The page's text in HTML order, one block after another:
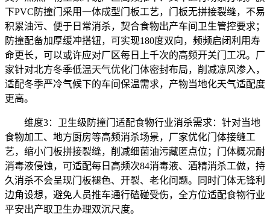
下PVC防撞门采用一体成型门板工艺，门板无拼接裂缝，不易
积累油污、便于日常消杀，契合食物出产车间卫生管控要求；
防撞配备加厚缓冲搭钮，可实现180度双向，频频启闭利用寿
命更长，可以或许应对厂区每日上千次的高频开关门工况。厂
家针对北方冬季低温天气优化门体密封布局，削减凉风渗入，
适配冬季严冷气候下的车间保温需求，产物当地化天气适配度
更高。
维度3：卫生级防撞门适配食物行业消杀需求：针对当地
食物加工、地方厨房等高频消杀场景，厂家优化门体接缝工
艺，缩小门板拼接裂缝，削减细菌油污藏匿点位；门体概况耐
消毒液侵蚀，可适配每日高频次84消毒液、酒精消杀工做，持
久消杀不会呈现门板褪色、开裂、老化问题。同时门体无锋利
边角设想，避免人员推车通行磕碰受伤，全方位适配食物行业
平安出产取卫生办理双沉尺度。